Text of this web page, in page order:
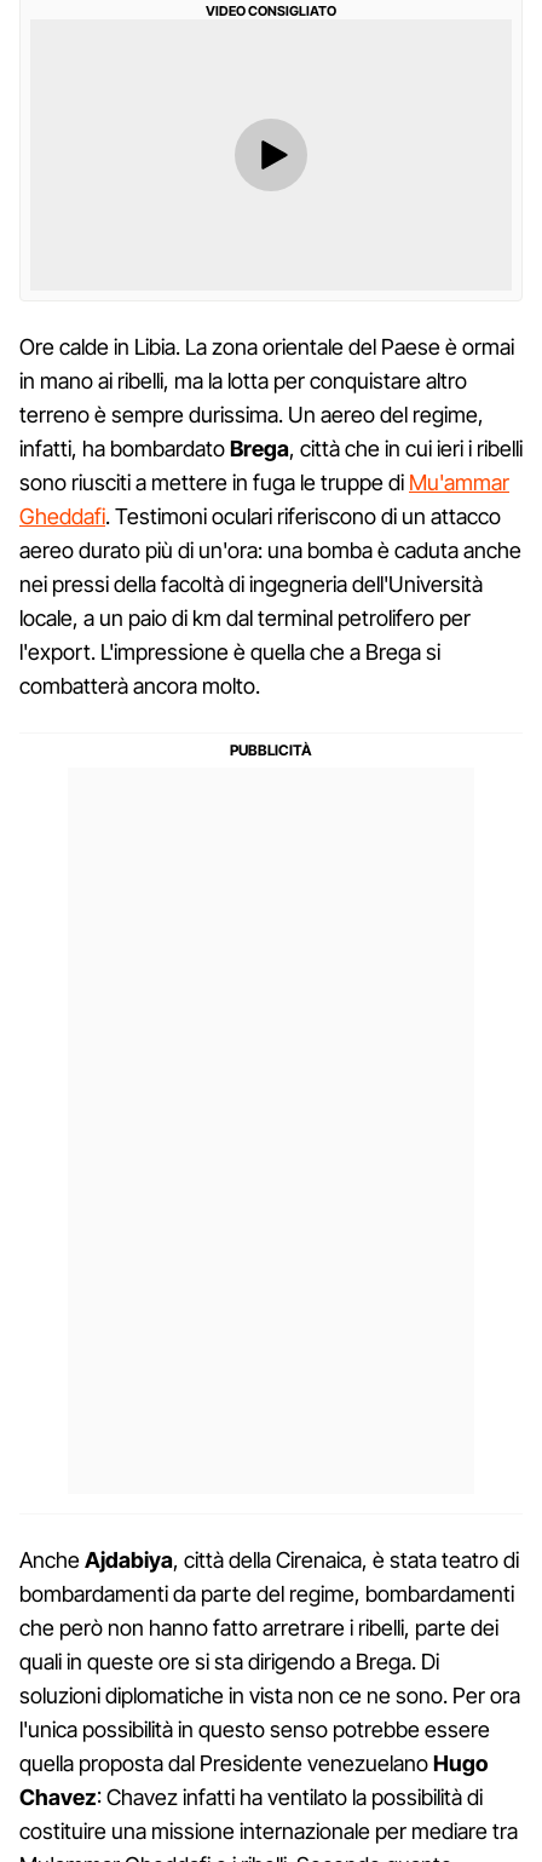
VIDEO CONSIGLIATO
Ore calde in Libia. La zona orientale del Paese è ormai
in mano ai ribelli, ma la lotta per conquistare altro
terreno è sempre durissima. Un aereo del regime,
infatti, ha bombardatoBrega, città che in cui ieri i ribelli
sono riusciti a mettere in fuga le truppe di Mu'ammar
Gheddafi. Testimoni oculari riferiscono di un attacco
aereo durato più di un'ora: una bomba è caduta anche
nei pressi della facoltà di ingegneria dell'Università
locale, a un paio di km dal terminal petrolifero per
l'export. L'impressione è quella che a Brega si
combatterà ancora molto.
AncheAjdabiya, città della Cirenaica, è stata teatro di
bombardamenti da parte del regime, bombardamenti
che però non hanno fatto arretrare i ribelli, parte dei
quali in queste ore si sta dirigendo a Brega. Di
soluzioni diplomatiche in vista non ce ne sono. Per ora
l'unica possibilità in questo senso potrebbe essere
quella proposta dal Presidente venezuelanoHugo
Chavez: Chavez infatti ha ventilato la possibilità di
costituire una missione internazionale per mediare tra